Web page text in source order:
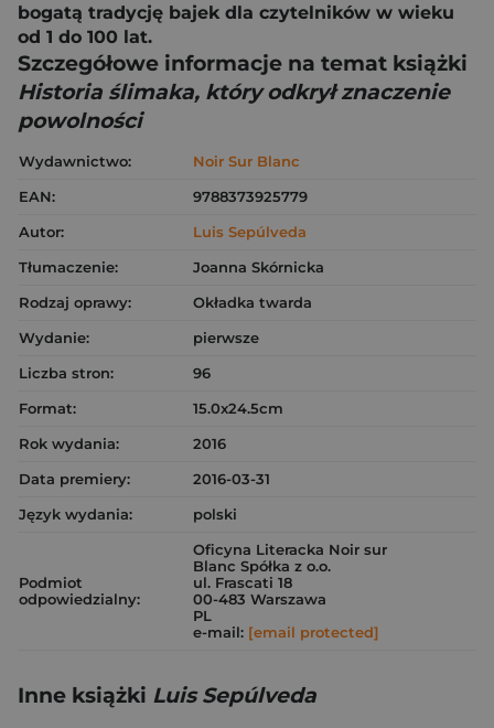
bogatą tradycję bajek dla czytelników w wieku
od 1 do 100 lat.
Szczegółowe informacje na temat książki
Historia ślimaka, który odkrył znaczenie
powolności
Wydawnictwo:
Noir Sur Blanc
EAN:
9788373925779
Autor:
Luis Sepúlveda
Tłumaczenie:
Joanna Skórnicka
Rodzaj oprawy:
Okładka twarda
Wydanie:
pierwsze
Liczba stron:
96
Format:
15.0x24.5cm
Rok wydania:
2016
Data premiery:
2016-03-31
Język wydania:
polski
Podmiot
odpowiedzialny:
Oficyna Literacka Noir sur
Blanc Spółka z o.o.
ul. Frascati 18
00-483 Warszawa
PL
e-mail: [email protected]
Inne książki Luis Sepúlveda